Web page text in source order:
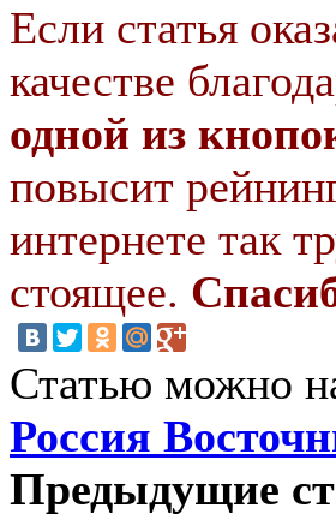
Если статья
качестве
одной из
повысит
интернете так
стоящее.
Статью можно
Россия
Предыдущие